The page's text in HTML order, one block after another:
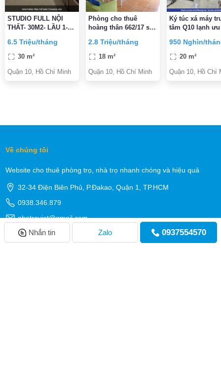
STUDIO FULL NỘI
THẤT- 30M2- LẦU 1-
NGUYỄN TRI
PHƯƠNG vs BÀ HẠT-
6.5 Triệu/tháng
30 m²
Quận 10, Hồ Chí Minh
Phòng cho thuê
hoàng thân 662/17 sư
2.8 Triệu/tháng
18 m²
Quận 10, Hồ Chí Minh
Ký túc xá máy
tâm Q10 lạnh
ngay 300K
950 Nghìn/
20 m²
Quận 10, Hồ Chí
Nhắn tin Zalo 0937554570
Về chúng tôi
Website cho thuê phòng trọ, nhà trọ nhanh chóng và hiệu quả
32-34 Điện Biên Phủ, P.Đakao, Quận 1, TP.HCM
0938.346.879
nhatroviet@gmail.com
Giới thiệu
Trang chủ Thông báo Đăng tin